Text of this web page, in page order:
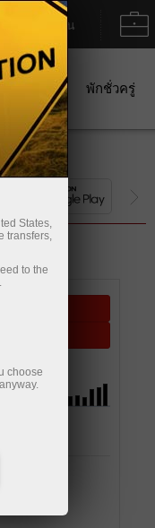
ฝาก/ถอน
พักชั่วครู่
States,
transfers,
to the
choose